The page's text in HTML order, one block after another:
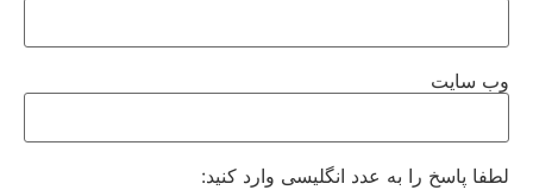
وب‌ سایت
لطفا پاسخ را به عدد انگلیسی وارد کنید: